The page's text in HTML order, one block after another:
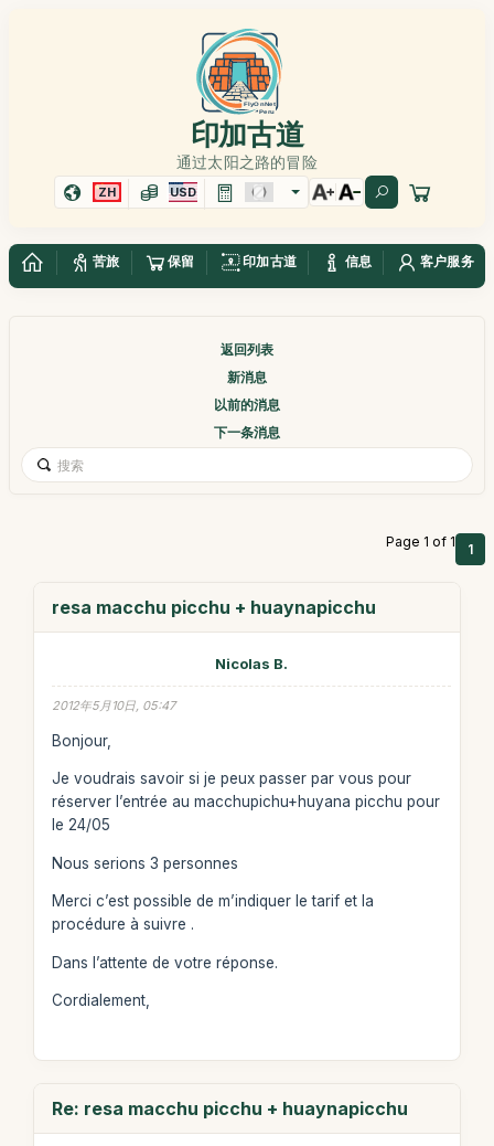
印加古道
通过太阳之路的冒险
ZH USD
苦旅 保留 印加古道 信息 客户服务
返回列表
新消息
以前的消息
下一条消息
Page 1 of 1 1
resa macchu picchu + huaynapicchu
Nicolas B.
2012年5月10日, 05:47
Bonjour,
Je voudrais savoir si je peux passer par vous pour
réserver l’entrée au macchupichu+huyana picchu pour
le 24/05
Nous serions 3 personnes
Merci c’est possible de m’indiquer le tarif et la
procédure à suivre .
Dans l’attente de votre réponse.
Cordialement,
Re: resa macchu picchu + huaynapicchu